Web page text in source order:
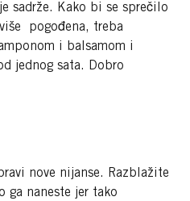
sadrže. Kako bi se sprečilo
pogođena, treba
i balsamom i
jednog sata. Dobro
nove nijanse. Razblažite
ga naneste jer tako